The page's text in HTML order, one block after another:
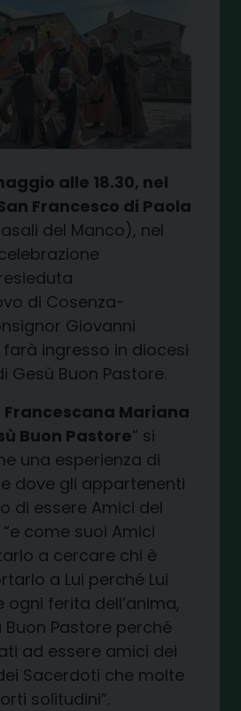
alle 18.30, nel
Francesco di Paola
del Manco), nel
di Cosenza-
Giovanni
ingresso in diocesi
Gesù Buon Pastore.
Mariana
Buon Pastore” si
una esperienza di
dove gli appartenenti
di essere Amici del
come suoi Amici
a cercare chi è
a Lui perché Lui
ogni ferita dell’anima,
Buon Pastore perché
ad essere amici dei
Sacerdoti che molte
solitudini”.